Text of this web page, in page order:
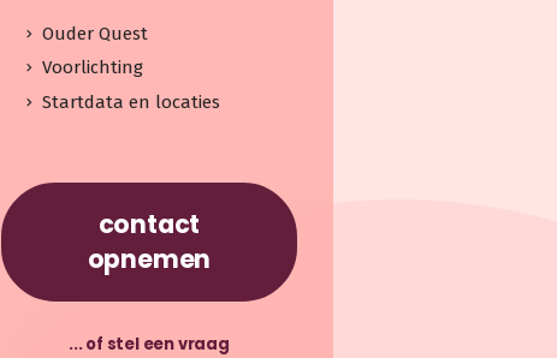
Ouder Quest
Voorlichting
Startdata en locaties
contact
opnemen
... of stel een vraag